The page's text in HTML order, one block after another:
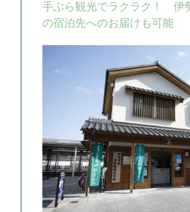
手ぶら観光でラクラク！ 伊
の宿泊先へのお届けも可能